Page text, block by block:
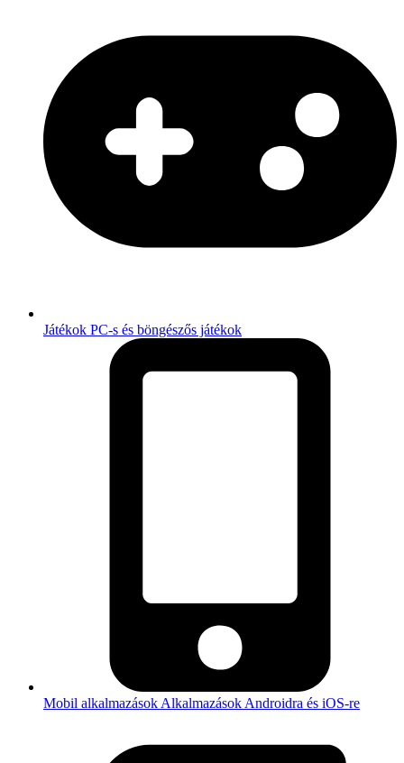
Játékok PC-s és böngészős játékok
Mobil alkalmazások Alkalmazások Androidra és iOS-re